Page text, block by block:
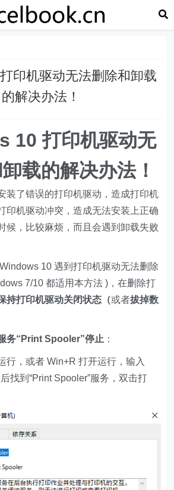
印机驱动无法删除和卸载
的解决办法！
10 打印机驱动无
载的解决办法！
装了错误的打印机驱动，造成打印机
印机驱动冲突，造成无法安装上正确
候，比较麻烦，而且会遇到卸载失败
10 遇到打印机驱动无法删除
7/10 都适用本方法 )，在删除打
持打印机驱动关闭状态（或者拔掉数
务“Print Spooler”停止 ：
行，或者 Win+R 打开运行，输入
找到“Print Spooler”服务，双击打